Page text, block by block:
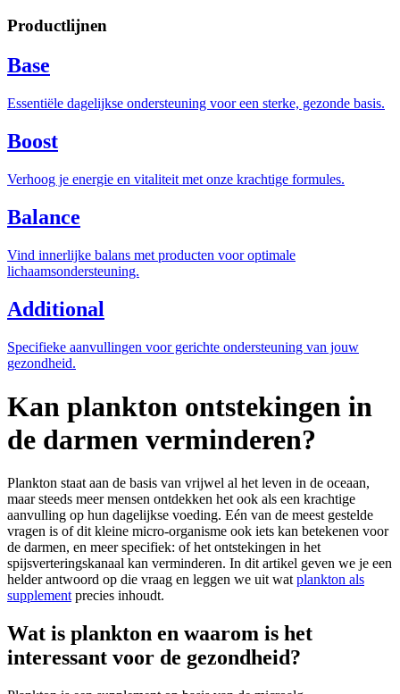
Productlijnen
Base
Essentiële dagelijkse ondersteuning voor een sterke, gezonde basis.
Boost
Verhoog je energie en vitaliteit met onze krachtige formules.
Balance
Vind innerlijke balans met producten voor optimale
lichaamsondersteuning.
Additional
Specifieke aanvullingen voor gerichte ondersteuning van jouw
gezondheid.
Kan plankton ontstekingen in
de darmen verminderen?
Plankton staat aan de basis van vrijwel al het leven in de oceaan,
maar steeds meer mensen ontdekken het ook als een krachtige
aanvulling op hun dagelijkse voeding. Eén van de meest gestelde
vragen is of dit kleine micro-organisme ook iets kan betekenen voor
de darmen, en meer specifiek: of het ontstekingen in het
spijsverteringskanaal kan verminderen. In dit artikel geven we je een
helder antwoord op die vraag en leggen we uit wat plankton als
supplement precies inhoudt.
Wat is plankton en waarom is het
interessant voor de gezondheid?